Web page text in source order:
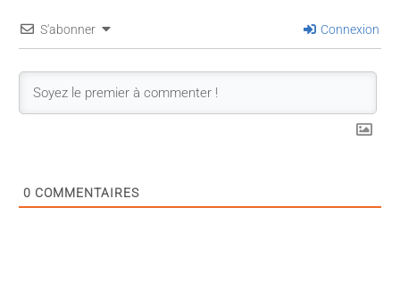
S'abonner Connexion
0 COMMENTAIRES